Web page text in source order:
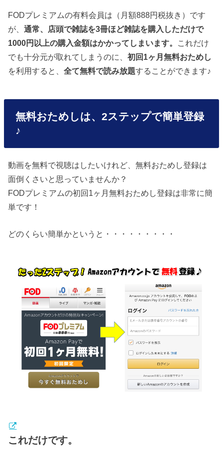
FODプレミアムの有料会員は（月額888円税抜き）です
が、通常、店頭で雑誌を3冊ほど雑誌を購入しただけで
1000円以上の購入金額はかかってしまいます。 これだけ
でも十分元が取れてしまうのに、初回1ヶ月無料おためし
を利用すると、全て無料で読み放題することができます♪
無料おためしは、2ステップで簡単登録
♪
動画を無料で視聴はしたいけれど、無料おためし登録は
面倒くさいと思っていませんか？
FODプレミアムの初回1ヶ月無料おためし登録は非常に簡
単です！
どのくらい簡単かというと・・・・・・・・・
これだけです。